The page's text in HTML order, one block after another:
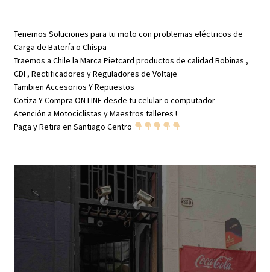
Tenemos Soluciones para tu moto con problemas eléctricos de
Carga de Batería o Chispa
Traemos a Chile la Marca Pietcard productos de calidad Bobinas ,
CDI , Rectificadores y Reguladores de Voltaje
Tambien Accesorios Y Repuestos
Cotiza Y Compra ON LINE desde tu celular o computador
Atención a Motociclistas y Maestros talleres !
Paga y Retira en Santiago Centro